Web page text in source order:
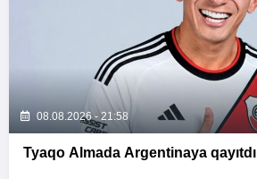
08.08.2026 - 21:58
Tyaqo Almada Argentinaya qayıtdı